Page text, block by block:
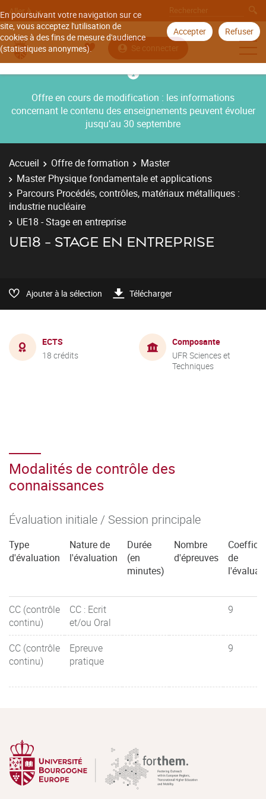
En poursuivant votre navigation sur ce
site, vous acceptez l'utilisation de
cookies à des fins de mesure d'audience
(statistiques anonymes).
Accepter Refuser
Aller à
Se connecter
Offre en cours de modification : les informations
concernant le contenu des enseignements peuvent évoluer
jusqu’au 30 septembre
Accueil Offre de formation
Master
Master Physique fondamentale et applications
Parcours Procédés, contrôles, matériaux métalliques :
industrie nucléaire
UE18 - Stage en entreprise
UE18 - STAGE EN ENTREPRISE
Ajouter à la sélection Télécharger
ECTS
18 crédits
Composante
UFR Sciences et
Techniques
Modalités de contrôle des
connaissances
Évaluation initiale / Session principale
Type
d'évaluation
Nature de
l'évaluation
Durée
(en
minutes)
Nombre
d'épreuves
de
CC (contrôle
continu)
CC : Ecrit
et/ou Oral
9
CC (contrôle
continu)
Epreuve
pratique
9